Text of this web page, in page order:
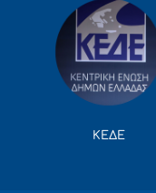
ΚΕΔΕ